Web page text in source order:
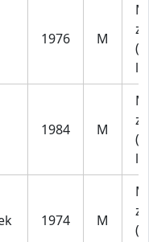
1976 M
1984 M
1974 M